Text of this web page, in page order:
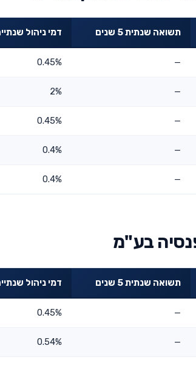
תשואה שנתית 5 שנים דמי ניהול
—
0.45%
—
2%
—
0.45%
—
0.4%
—
0.4%
בע"מ
תשואה שנתית 5 שנים דמי ניהול
—
0.45%
—
0.54%